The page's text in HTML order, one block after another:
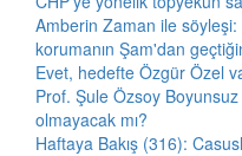
Amberin Zaman ile söyleşi:
korumanın Şam'dan
Evet, hedefte Özgür Özel
Prof. Şule Özsoy
olmayacak mı?
Haftaya Bakış (316):